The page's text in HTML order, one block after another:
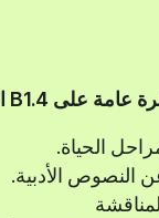
الحياة.
النصوص الأدبية.